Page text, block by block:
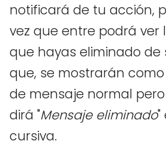
notificará de tu acción,
vez que entre podrá ver
que hayas eliminado de
que, se mostrarán
de mensaje normal
dirá "Mensaje eliminado"
cursiva.